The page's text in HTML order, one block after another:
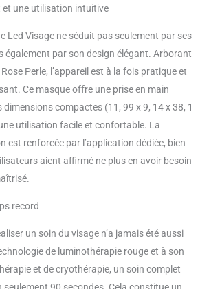
thermothérapie, la cryothérapie
pour améliorer l'absorption du
masque soin hydratation activé
par UFO. APPAREIL LED POUR
LES SOINS DU VISAGE La
thérapie par lumière LED est
conçue pour cibler les besoins de
la peau, améliorer et obtenir des
résultats de soins de la peau de
niveau professionnel SOIN
VISAGE PREMIUM PROPRE ET
s'associent à des formules
premium, naturelles et
cliniquement prouvées.
Compatible avec les masques
actifs UFO. SOINS
PERSONNALISABLES Utilisez les
et une utilisation intuitive
Led Visage ne séduit pas seulement par ses
également par son design élégant. Arborant
Perle, l’appareil est à la fois pratique et
Ce masque offre une prise en main
dimensions compactes (11, 99 x 9, 14 x 38, 1
utilisation facile et confortable. La
est renforcée par l’application dédiée, bien
aient affirmé ne plus en avoir besoin
record
un soin du visage n’a jamais été aussi
de luminothérapie rouge et à son
et de cryothérapie, un soin complet
seulement 90 secondes. Cela constitue un